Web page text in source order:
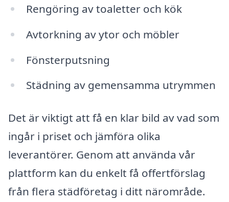
Rengöring av toaletter och kök
Avtorkning av ytor och möbler
Fönsterputsning
Städning av gemensamma utrymmen
Det är viktigt att få en klar bild av vad som
ingår i priset och jämföra olika
leverantörer. Genom att använda vår
plattform kan du enkelt få offertförslag
från flera städföretag i ditt närområde.